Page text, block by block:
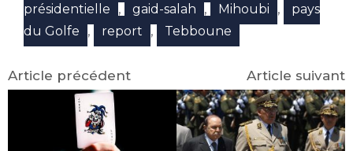
présidentielle
, gaid-salah , Mihoubi ,
pays
du Golfe
, report , Tebboune
Article précédent Article suivant